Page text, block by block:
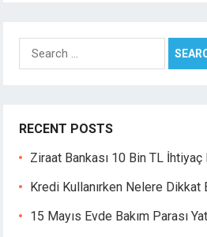
Search
for:
RECENT POSTS
Ziraat Bankası 10 Bin TL
Kredi Kullanırken Nelere Dikkat
15 Mayıs Evde Bakım Parası